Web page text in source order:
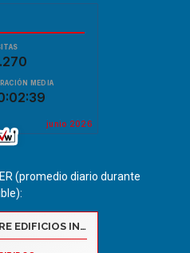
(promedio diario durante